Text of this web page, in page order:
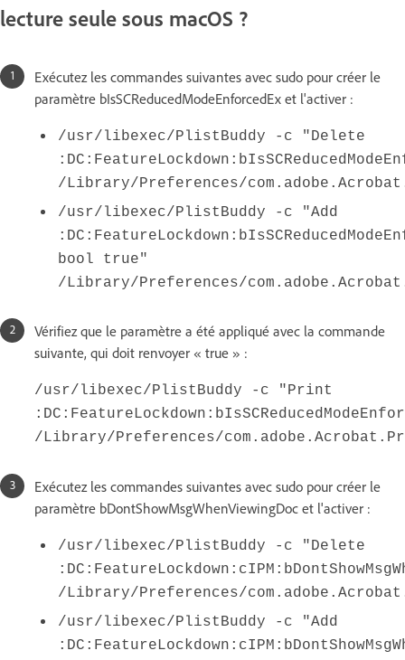
lecture seule sous macOS ?
Exécutez les commandes suivantes avec sudo pour créer le
paramètre bIsSCReducedModeEnforcedEx et l'activer :
/usr/libexec/PlistBuddy -c "Delete
/Library/Preferences/
/usr/libexec/PlistBuddy -c "Add
bool true"
/Library/Preferences/
Vérifiez que le paramètre a été appliqué avec la commande
suivante, qui doit renvoyer « true » :
/usr/libexec/PlistBuddy -c "Print
/Library/Preferences/
Exécutez les commandes suivantes avec sudo pour créer le
paramètre bDontShowMsgWhenViewingDoc et l'activer :
/usr/libexec/PlistBuddy -c "Delete
/Library/Preferences/
/usr/libexec/PlistBuddy -c "Add